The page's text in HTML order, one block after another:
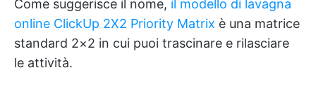
Come suggerisce il nome, il modello di lavagna
online ClickUp 2X2 Priority Matrix è una matrice
standard 2×2 in cui puoi trascinare e rilasciare
le attività.